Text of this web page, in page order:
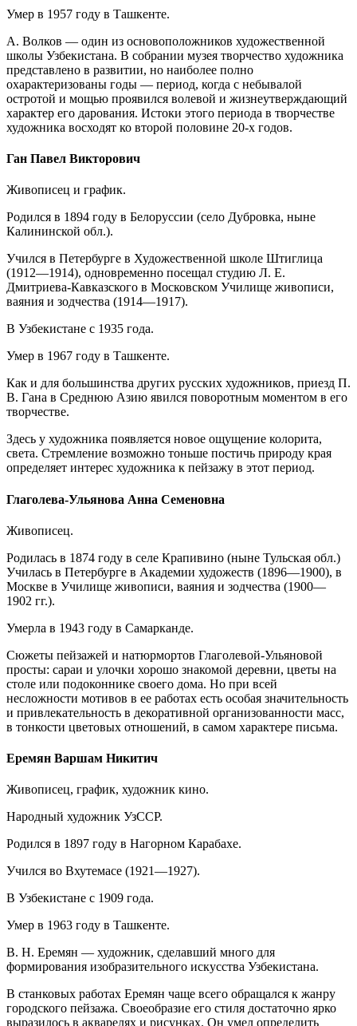
Умер в 1957 году в Ташкенте.
А. Волков — один из основоположников художественной
школы Узбекистана. В собрании музея творчество художника
представлено в развитии, но наиболее полно
охарактеризованы годы — период, когда с небывалой
остротой и мощью проявился волевой и жизнеутверждающий
характер его дарования. Истоки этого периода в творчестве
художника восходят ко второй половине 20-х годов.
Ган Павел Викторович
Живописец и график.
Родился в 1894 году в Белоруссии (село Дубровка, ныне
Калининской обл.).
Учился в Петербурге в Художественной школе Штиглица
(1912—1914), одновременно посещал студию Л. Е.
Дмитриева-Кавказского в Московском Училище живописи,
ваяния и зодчества (1914—1917).
В Узбекистане с 1935 года.
Умер в 1967 году в Ташкенте.
Как и для большинства других русских художников, приезд П.
В. Гана в Среднюю Азию явился поворотным моментом в его
творчестве.
Здесь у художника появляется новое ощущение колорита,
света. Стремление возможно тоньше постичь природу края
определяет интерес художника к пейзажу в этот период.
Глаголева-Ульянова Анна Семеновна
Живописец.
Родилась в 1874 году в селе Крапивино (ныне Тульская обл.)
Училась в Петербурге в Академии художеств (1896—1900), в
Москве в Училище живописи, ваяния и зодчества (1900—
1902 гг.).
Умерла в 1943 году в Самарканде.
Сюжеты пейзажей и натюрмортов Глаголевой-Ульяновой
просты: сараи и улочки хорошо знакомой деревни, цветы на
столе или подоконнике своего дома. Но при всей
несложности мотивов в ее работах есть особая значительность
и привлекательность в декоративной организованности масс,
в тонкости цветовых отношений, в самом характере письма.
Еремян Варшам Никитич
Живописец, график, художник кино.
Народный художник УзССР.
Родился в 1897 году в Нагорном Карабахе.
Учился во Вхутемасе (1921—1927).
В Узбекистане с 1909 года.
Умер в 1963 году в Ташкенте.
В. Н. Еремян — художник, сделавший много для
формирования изобразительного искусства Узбекистана.
В станковых работах Еремян чаще всего обращался к жанру
городского пейзажа. Своеобразие его стиля достаточно ярко
выразилось в акварелях и рисунках. Он умел определить